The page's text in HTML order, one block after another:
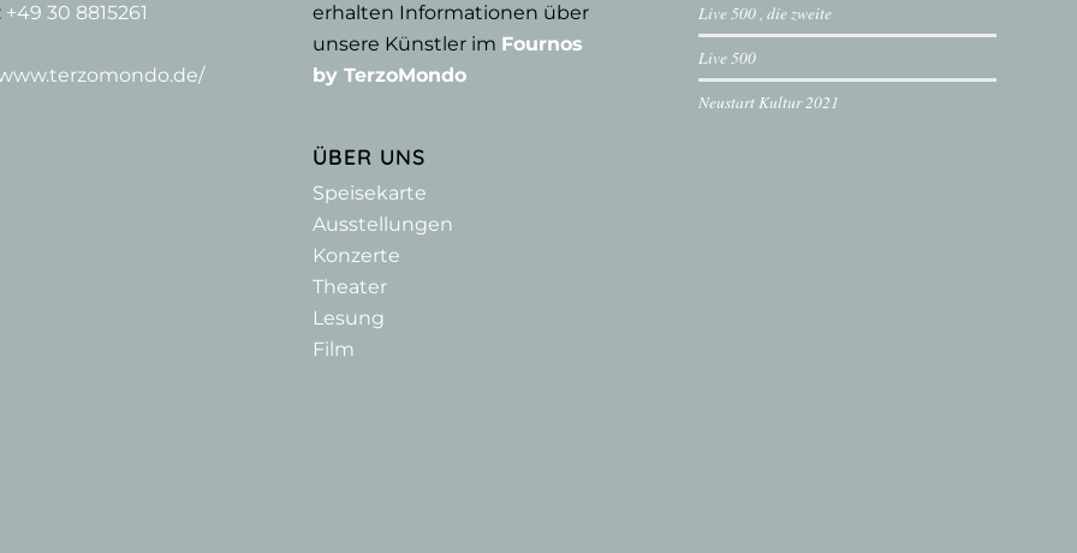
+49 30 8815261
erhalten Informationen über
unsere Künstler im Fournos
by TerzoMondo
ÜBER UNS
Speisekarte
Ausstellungen
Konzerte
Theater
Lesung
Film
Live 500 , die zweite
Live 500
Neustart Kultur 2021